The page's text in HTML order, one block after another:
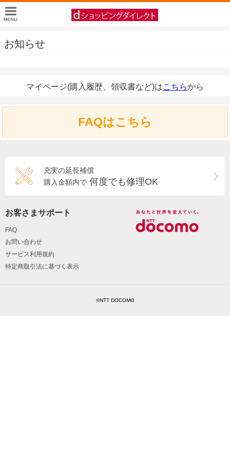
お知らせ
マイページ(購入履歴、領収書など)はこちらから
FAQはこちら
充実の延長補償
購入金額内で 何度でも修理OK
お客さまサポート
FAQ
お問い合わせ
サービス利用規約
特定商取引法に基づく表示
©NTT DOCOMO